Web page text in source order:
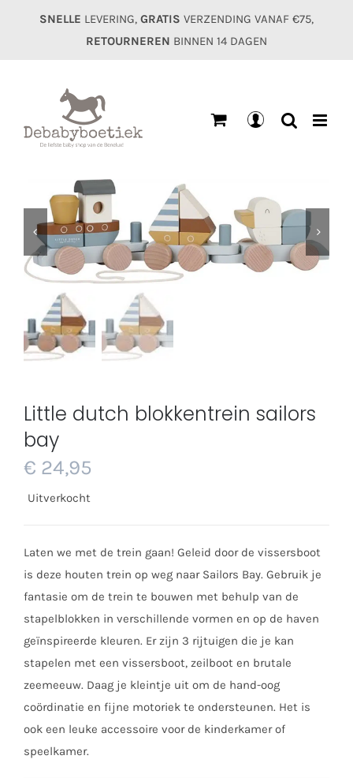
SNELLE LEVERING, GRATIS VERZENDING VANAF €75,
RETOURNEREN BINNEN 14 DAGEN
Little dutch blokkentrein sailors
bay
€ 24,95
Uitverkocht
Laten we met de trein gaan! Geleid door de vissersboot
is deze houten trein op weg naar Sailors Bay. Gebruik je
fantasie om de trein te bouwen met behulp van de
stapelblokken in verschillende vormen en op de haven
geïnspireerde kleuren. Er zijn 3 rijtuigen die je kan
stapelen met een vissersboot, zeilboot en brutale
zeemeeuw. Daag je kleintje uit om de hand-oog
coördinatie en fijne motoriek te ondersteunen. Het is
ook een leuke accessoire voor de kinderkamer of
speelkamer.